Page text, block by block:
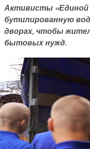
Активисты «Единой
бутилированную
дворах, чтобы
бытовых нужд.